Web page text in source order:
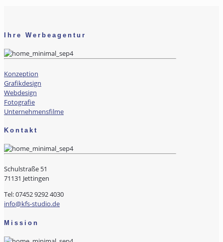
Ihre Werbeagentur
Konzeption
Grafikdesign
Webdesign
Fotografie
Unternehmensfilme
Kontakt
Schulstraße 51
71131 Jettingen
Tel: 07452 9292 4030
info@kfs-studio.de
Mission